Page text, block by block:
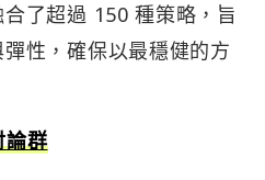
了超過 150 種策略，旨
性，確保以最穩健的方
群